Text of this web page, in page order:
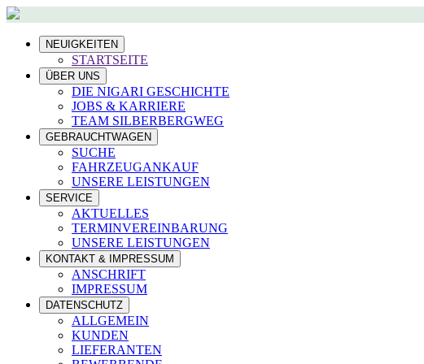
NEUIGKEITEN
STARTSEITE
ÜBER UNS
DIE NIGARI GESCHICHTE
JOBS & KARRIERE
TEAM SILBERBERGWEG
GEBRAUCHTWAGEN
SUCHE
FAHRZEUGANKAUF
UNSERE LEISTUNGEN
SERVICE
AKTUELLES
TERMINVEREINBARUNG
UNSERE LEISTUNGEN
KONTAKT & IMPRESSUM
ANSCHRIFT
IMPRESSUM
DATENSCHUTZ
ALLGEMEIN
KUNDEN
LIEFERANTEN